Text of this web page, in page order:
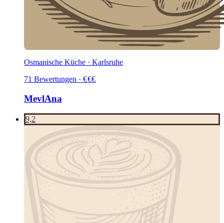
Osmanische Küche · Karlsruhe
71 Bewertungen · €€€
MevlAna
9,2